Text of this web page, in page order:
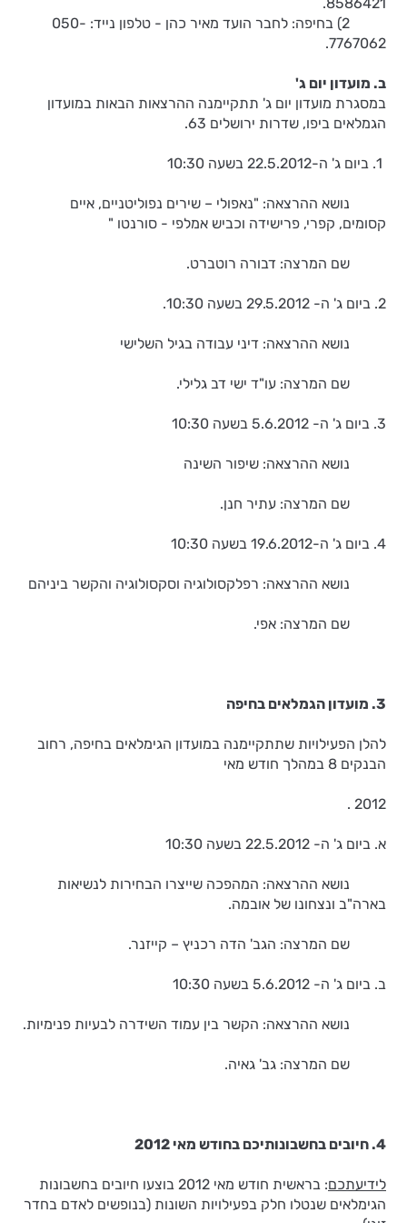
2) בחיפה: לחבר הועד מאיר כהן - טלפון נייד: 050-
7767062.
ב. מועדון יום ג'
במסגרת מועדון יום ג' תתקיימנה ההרצאות הבאות במועדון
הגמלאים ביפו, שדרות ירושלים 63.
נושא ההרצאה: "נאפולי – שירים נפוליטניים, איים
קסומים, קפרי, פרישידה וכביש אמלפי - סורנטו "
שם המרצה: דבורה רוטברט.
2. ביום ג' ה- 29.5.2012 בשעה 10:30.
נושא ההרצאה: דיני עבודה בגיל השלישי
שם המרצה: עו"ד ישי דב גלילי.
3. ביום ג' ה- 5.6.2012 בשעה 10:30
נושא ההרצאה: שיפור השינה
שם המרצה: עתיר חנן.
4. ביום ג' ה-19.6.2012 בשעה 10:30
נושא ההרצאה: רפלקסולוגיה וסקסולוגיה והקשר ביניהם
שם המרצה: אפי.
3. מועדון הגמלאים בחיפה
להלן הפעילויות שתתקיימנה במועדון הגימלאים בחיפה, רחוב
הבנקים 8 במהלך חודש מאי
2012 .
א. ביום ג' ה- 22.5.2012 בשעה 10:30
נושא ההרצאה: המהפכה שייצרו הבחירות לנשיאות
בארה"ב ונצחונו של אובמה.
שם המרצה: הגב' הדה רכניץ – קייזנר.
ב. ביום ג' ה- 5.6.2012 בשעה 10:30
נושא ההרצאה: הקשר בין עמוד השידרה לבעיות פנימיות.
שם המרצה: גב' גאיה.
4. חיובים בחשבונותיכם בחודש מאי 2012
לידיעתכם
: בראשית חודש מאי 2012 בוצעו חיובים בחשבונות
הגימלאים שנטלו חלק בפעילויות השונות (בנופשים לאדם בחדר